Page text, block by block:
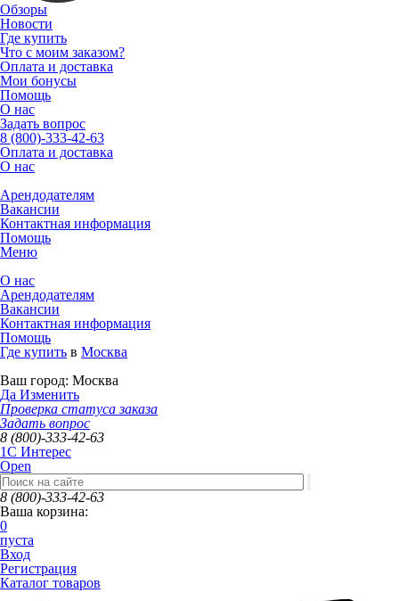
Обзоры
Новости
Где купить
Что с моим заказом?
Оплата и доставка
Мои бонусы
Помощь
О нас
Задать вопрос
8 (800)-333-42-63
Оплата и доставка
О нас
Арендодателям
Вакансии
Контактная информация
Помощь
Меню
О нас
Арендодателям
Вакансии
Контактная информация
Помощь
Где купить в Москва
Ваш город: Москва
Да Изменить
Проверка статуса заказа
Задать вопрос
8 (800)-333-42-63
1C Интерес
Open
8 (800)-333-42-63
Ваша корзина:
0
пуста
Вход
Регистрация
Каталог товаров